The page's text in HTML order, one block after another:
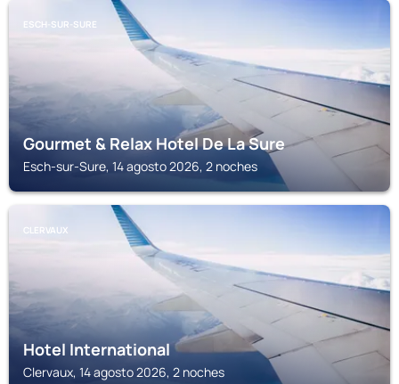
ESCH-SUR-SURE
Gourmet & Relax Hotel De La Sure
Esch-sur-Sure, 14 agosto 2026, 2 noches
CLERVAUX
Hotel International
Clervaux, 14 agosto 2026, 2 noches